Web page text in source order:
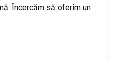
Încercăm să oferim un